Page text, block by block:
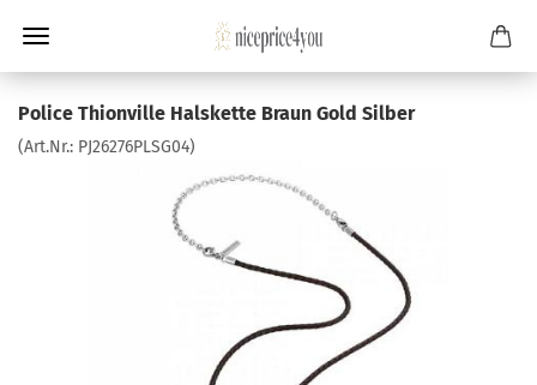
Police Thionville Halskette Braun Gold Silber
(Art.Nr.: PJ26276PLSG04)